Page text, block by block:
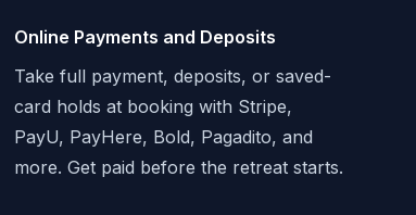
Online Payments and Deposits
Take full payment, deposits, or saved-
card holds at booking with Stripe,
PayU, PayHere, Bold, Pagadito, and
more. Get paid before the retreat starts.